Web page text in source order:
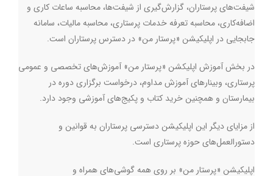
شیفت‌های پرستاران، گزارش‌گیری از شیفت‌ها، محاسبه ساعات کاری و
اضافه‌کاری، محاسبه تعرفه خدمات پرستاری، محاسبه مالیات، سامانه
جابجایی در اپلیکیشن «پرستار من» در دسترس پرستاران است.
در بخش آموزش اپلیکشن «پرستار من» آموزش‌های تخصصی و عمومی
پرستاری، وبینارهای آموزش مداوم، درخواست برگزاری دوره در
بیمارستان و همچنین خرید کتاب‌ و پکیج‌های آموزشی وجود دارد.
از مزایای دیگر این اپلیکیشن دسترسی پرستاران به قوانین و
دستورالعمل‌های حوزه پرستاری است.
اپلیکیشن «پرستار من» بر روی همه گوشی‌های همراه و